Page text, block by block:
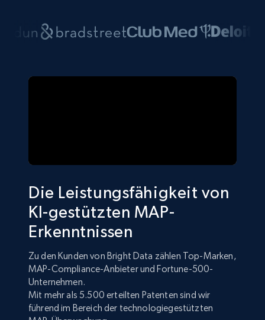
Die Leistungsfähigkeit von
KI-gestützten MAP-
Erkenntnissen
Zu den Kunden von Bright Data zählen Top-Marken,
MAP-Compliance-Anbieter und Fortune-500-
Unternehmen.
Mit mehr als 5.500 erteilten Patenten sind wir
führend im Bereich der technologiegestützten